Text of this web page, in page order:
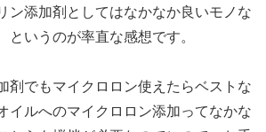
ン添加剤としてはなかなか良いモノな
というのが率直な感想です。
剤でもマイクロロン使えたらベストな
イルへのマイクロロン添加ってなかな